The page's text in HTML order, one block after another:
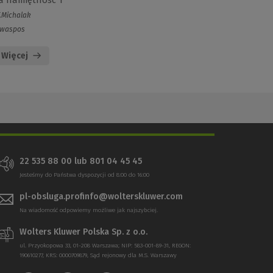
waspos
Więcej
22 535 88 00 lub 801 04 45 45
Jesteśmy do Państwa dyspozycji od 8:00 do 16:00
pl-obsluga.profinfo@wolterskluwer.com
Na wiadomość odpowiemy możliwe jak najszybciej.
Wolters Kluwer Polska Sp. z o.o.
ul. Przyokopowa 33, 01-208 Warszawa; NIP: 583-001-89-31, REGON:
190610277, KRS: 0000709879, Sąd rejonowy dla M.S. Warszawy